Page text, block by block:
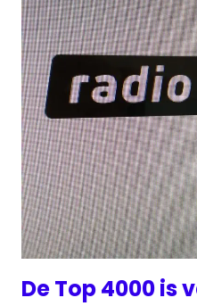
De Top 4000 is